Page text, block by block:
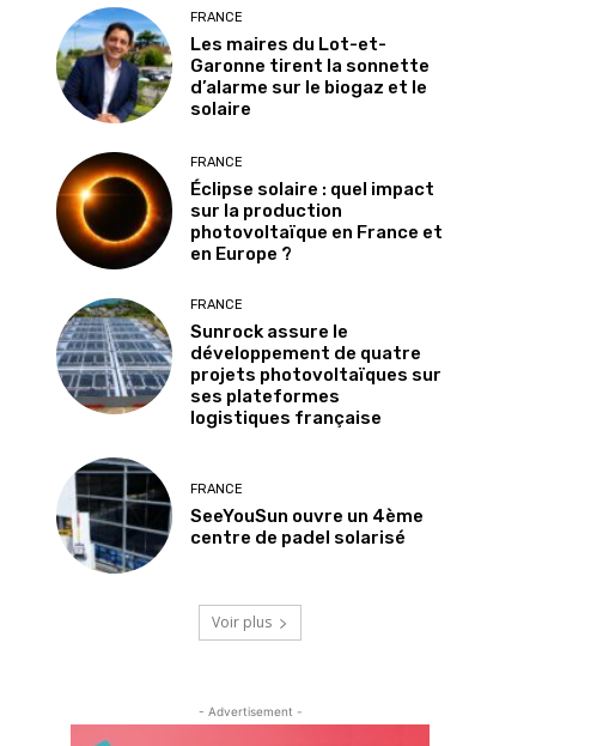
FRANCE
Les maires du Lot-et-
Garonne tirent la sonnette
d’alarme sur le biogaz et le
solaire
FRANCE
Éclipse solaire : quel impact
sur la production
photovoltaïque en France et
en Europe ?
FRANCE
Sunrock assure le
développement de quatre
projets photovoltaïques sur
ses plateformes
logistiques française
FRANCE
SeeYouSun ouvre un 4ème
centre de padel solarisé
Voir plus
- Advertisement -